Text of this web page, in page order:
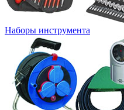
Наборы инструмента